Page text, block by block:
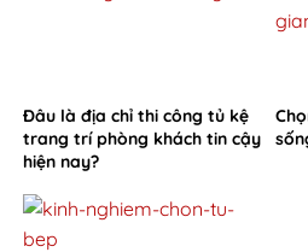
Đâu là địa chỉ thi công tủ kệ
trang trí phòng khách tin cậy
hiện nay?